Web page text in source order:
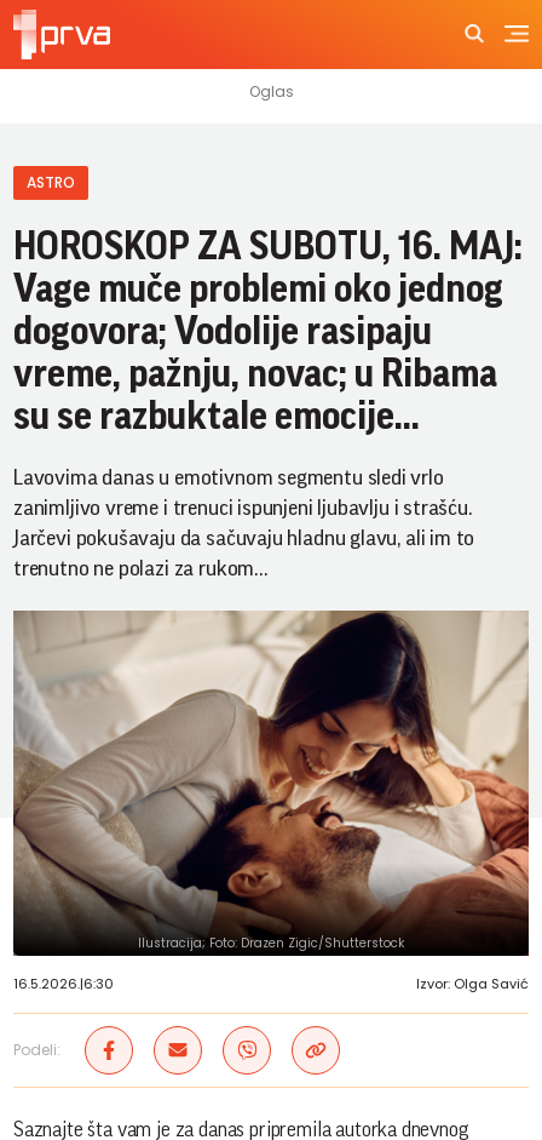
ASTRO
HOROSKOP ZA SUBOTU, 16. MAJ:
Vage muče problemi oko jednog
dogovora; Vodolije rasipaju
vreme, pažnju, novac; u Ribama
su se razbuktale emocije…
Lavovima danas u emotivnom segmentu sledi vrlo
zanimljivo vreme i trenuci ispunjeni ljubavlju i strašću.
Jarčevi pokušavaju da sačuvaju hladnu glavu, ali im to
trenutno ne polazi za rukom...
Ilustracija; Foto: Drazen Zigic/Shutterstock
16.5.2026.|6:30 Izvor: Olga Savić
Podeli:
Saznajte šta vam je za danas pripremila autorka dnevnog